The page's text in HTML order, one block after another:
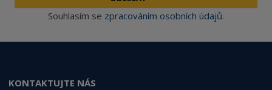
Souhlasím se zpracováním osobních údajů.
KONTAKTUJTE NÁS